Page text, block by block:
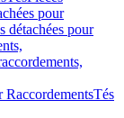
pour
détachées pour
RaccordementsTés